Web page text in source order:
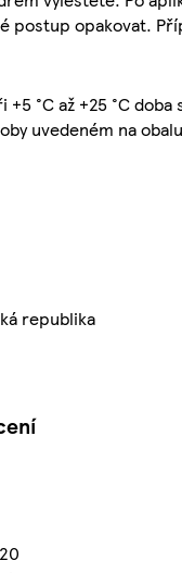
postup opakovat.
°C až +25 °C doba
uvedeném na
republika